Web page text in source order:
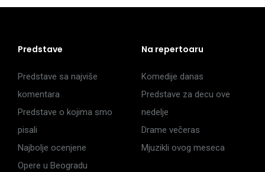
Predstave
Predstave sa najviše
komentara
Predstave o kojima smo
pisali
Najbolje ocenjene
Opere u Beogradu
Na repertoaru
Komedije danas
Predstave za decu ove
nedelje
Drame večeras
Mjuzikli ovog meseca